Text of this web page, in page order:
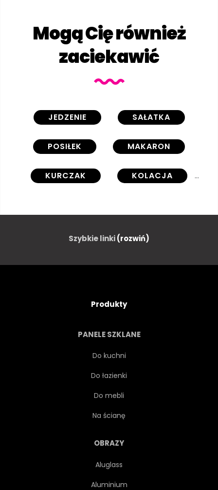
Mogą Cię również
zaciekawić
JEDZENIE SAŁATKA
POSIŁEK MAKARON
KURCZAK KOLACJA
KUCHNIA WARZYWO
POMIDOR ZDROWY
SKORUPIAK
Szybkie linki(rozwiń)
Produkty
PANELE SZKLANE
Do kuchni
Do łazienki
Do mebli
Na ścianę
OBRAZY
Aluglass
Aluminium